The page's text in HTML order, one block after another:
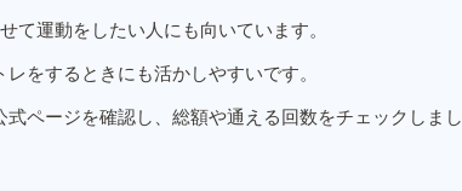
て運動をしたい人にも向いています。
をするときにも活かしやすいです。
ページを確認し、総額や通える回数をチェックしまし